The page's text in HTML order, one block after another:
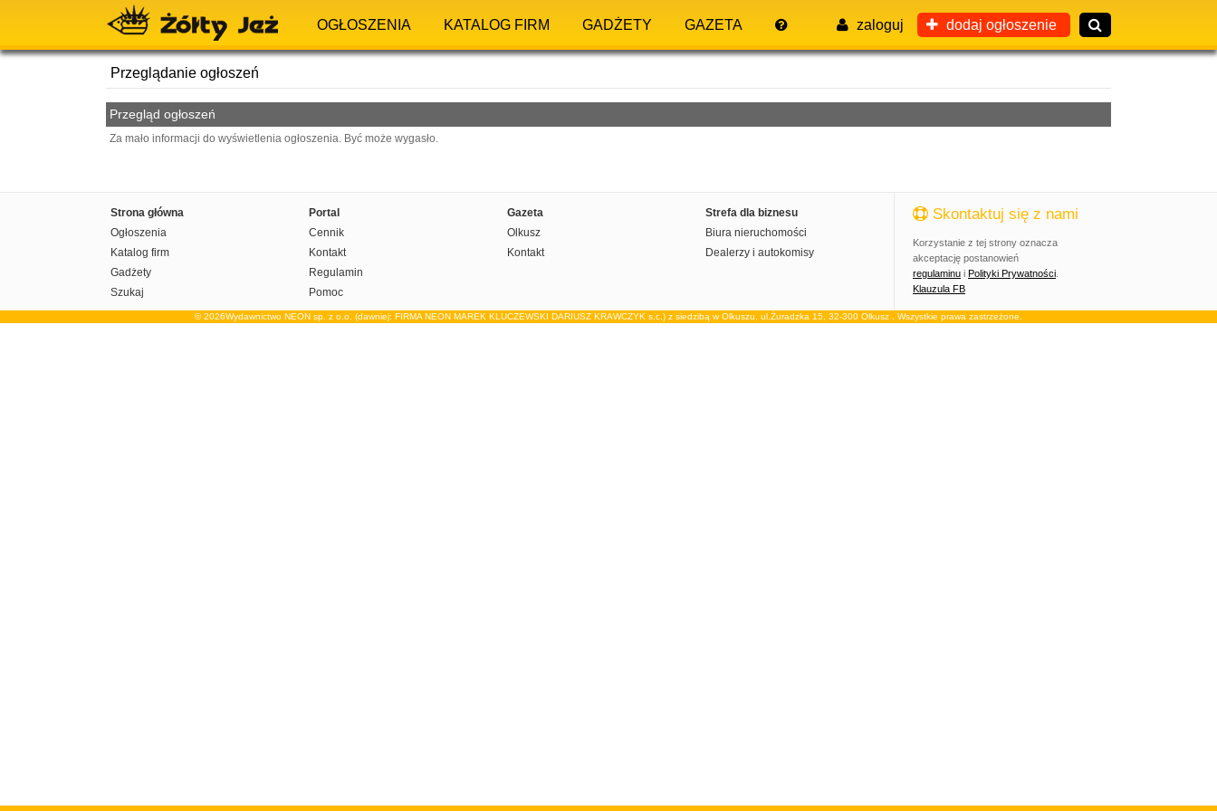
OGŁOSZENIA KATALOG FIRM GADŻETY GAZETA zaloguj dodaj ogłoszenie
Przeglądanie ogłoszeń
Przegląd ogłoszeń
Za mało informacji do wyświetlenia ogłoszenia. Być może wygasło.
Strona główna
Ogłoszenia
Katalog firm
Gadżety
Szukaj
Portal
Cennik
Kontakt
Regulamin
Pomoc
Gazeta
Olkusz
Kontakt
Strefa dla biznesu
Biura nieruchomości
Dealerzy i autokomisy
Skontaktuj się z nami
Korzystanie z tej strony oznacza
akceptację postanowień
regulaminu i Polityki Prywatności
Klauzula FB
© 2026Wydawnictwo NEON sp. z o.o. (dawniej: FIRMA NEON MAREK KLUCZEWSKI DARIUSZ KRAWCZYK s.c.) z siedzibą w Olkuszu, ul.Żuradzka 15, 32-300 Olkusz . Wszystkie prawa zastrzeżone.